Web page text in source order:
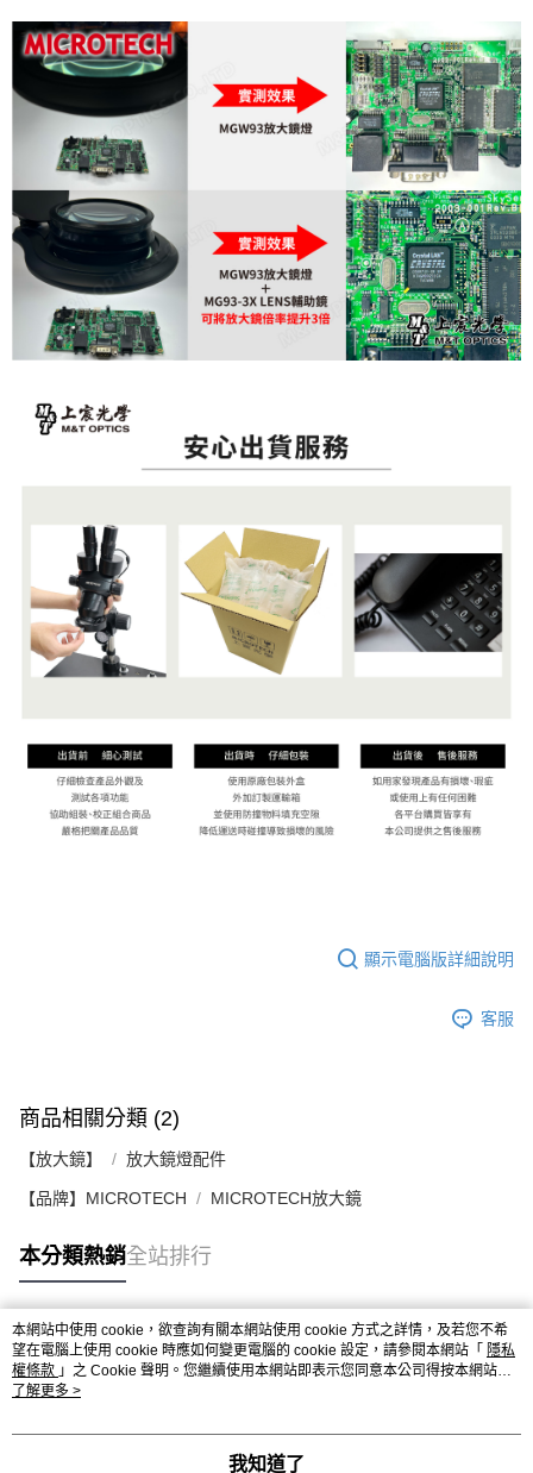
顯示電腦版詳細說明
客服
商品相關分類 (2)
【放大鏡】 放大鏡燈配件
【品牌】MICROTECH MICROTECH放大鏡
本分類熱銷全站排行
熱門標籤
本網站中使用 cookie，欲查詢有關本網站使用 cookie 方式之詳情，及若您不希
望在電腦上使用 cookie 時應如何變更電腦的 cookie 設定，請參閱本網站「 隱私
權條款 」之 Cookie 聲明。您繼續使用本網站即表示您同意本公司得按本網站使
用條款之 Cookie 聲明使用 cookie。
了解更多 >
我知道了